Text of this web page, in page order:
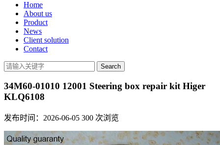
Home
About us
Product
News
Client solution
Contact
34M60-01010 12001 Steering box repair kit Higer
KLQ6108
发布时间：2026-06-05 300 次浏览